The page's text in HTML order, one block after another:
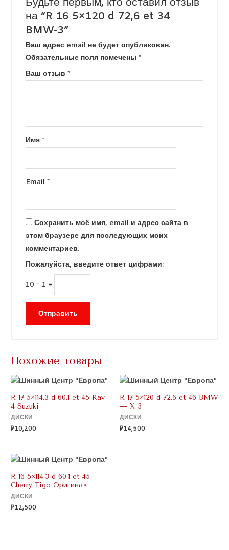
Будьте первым, кто оставил отзыв
на “R 16 5×120 d 72,6 et 34
BMW-3”
Ваш адрес email не будет опубликован.
Обязательные поля помечены*
Ваш отзыв*
Имя*
Email*
Сохранить моё имя, email и адрес сайта в
этом браузере для последующих моих
комментариев.
Пожалуйста, введите ответ цифрами:
10 − 1 =
Похожие товары
R 17 5×114.3 d 60.1 et 45 Rav
4 Suzuki
ДИСКИ
₽10,200
R 17 5×120 d 72.6 et 46 BMW
— X 3
ДИСКИ
₽14,500
R 16 5×114.3 d 60.1 et 45
Cherry Tigo Оригинал
ДИСКИ
₽12,500